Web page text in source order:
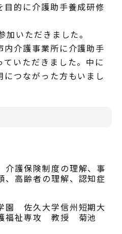
的に介護助手養成研修
いただきました。
内介護事業所に介護助手
いただきました。中に
つながった方もいまし
介護保険制度の理解、事
、高齢者の理解、認知症
園 佐久大学信州短期大
福祉専攻 教授 菊池